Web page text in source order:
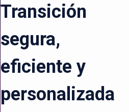
Transición
segura,
eficiente y
personalizada